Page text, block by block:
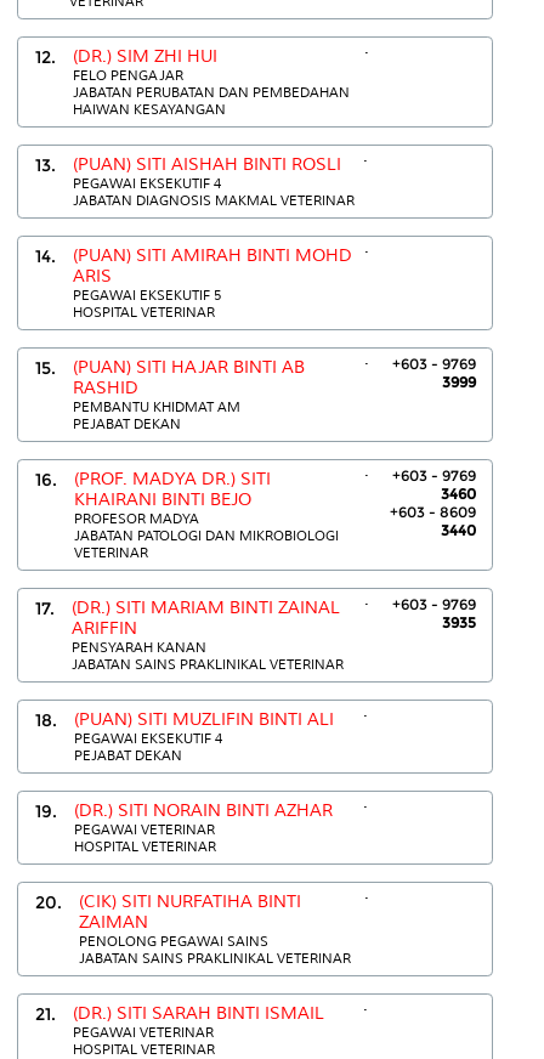
12. (DR.) SIM ZHI HUI
FELO PENGAJAR
JABATAN PERUBATAN DAN PEMBEDAHAN
HAIWAN KESAYANGAN
.
13. (PUAN) SITI AISHAH BINTI ROSLI
PEGAWAI EKSEKUTIF 4
JABATAN DIAGNOSIS MAKMAL VETERINAR
.
14.
(PUAN) SITI AMIRAH BINTI MOHD
ARIS
PEGAWAI EKSEKUTIF 5
HOSPITAL VETERINAR
.
15.
(PUAN) SITI HAJAR BINTI AB
RASHID
PEMBANTU KHIDMAT AM
PEJABAT DEKAN
.
+603 - 9769
3999
16.
(PROF. MADYA DR.) SITI
KHAIRANI BINTI BEJO
PROFESOR MADYA
JABATAN PATOLOGI DAN MIKROBIOLOGI
VETERINAR
.
+603 - 9769
3460
+603 - 8609
3440
17.
(DR.) SITI MARIAM BINTI ZAINAL
ARIFFIN
PENSYARAH KANAN
JABATAN SAINS PRAKLINIKAL VETERINAR
.
+603 - 9769
3935
18. (PUAN) SITI MUZLIFIN BINTI ALI
PEGAWAI EKSEKUTIF 4
PEJABAT DEKAN
.
19. (DR.) SITI NORAIN BINTI AZHAR
PEGAWAI VETERINAR
HOSPITAL VETERINAR
.
20.
(CIK) SITI NURFATIHA BINTI
ZAIMAN
PENOLONG PEGAWAI SAINS
JABATAN SAINS PRAKLINIKAL VETERINAR
.
21. (DR.) SITI SARAH BINTI ISMAIL
PEGAWAI VETERINAR
HOSPITAL VETERINAR
.